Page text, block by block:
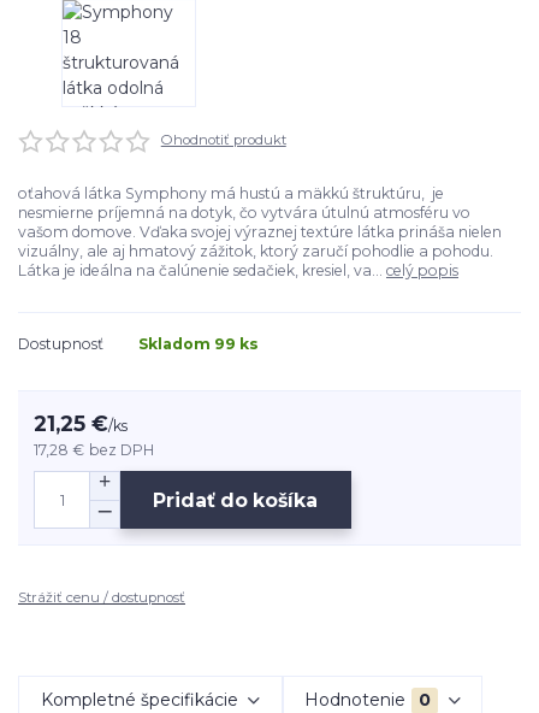
Ohodnotiť produkt
oťahová látka Symphony má hustú a mäkkú štruktúru, je
nesmierne príjemná na dotyk, čo vytvára útulnú atmosféru vo
vašom domove. Vďaka svojej výraznej textúre látka prináša nielen
vizuálny, ale aj hmatový zážitok, ktorý zaručí pohodlie a pohodu.
Látka je ideálna na čalúnenie sedačiek, kresiel, va... celý popis
Dostupnosť Skladom 99 ks
21,25 €/ks
17,28 € bez DPH
Pridať do košíka
Strážiť cenu / dostupnosť
Kompletné špecifikácie Hodnotenie 0